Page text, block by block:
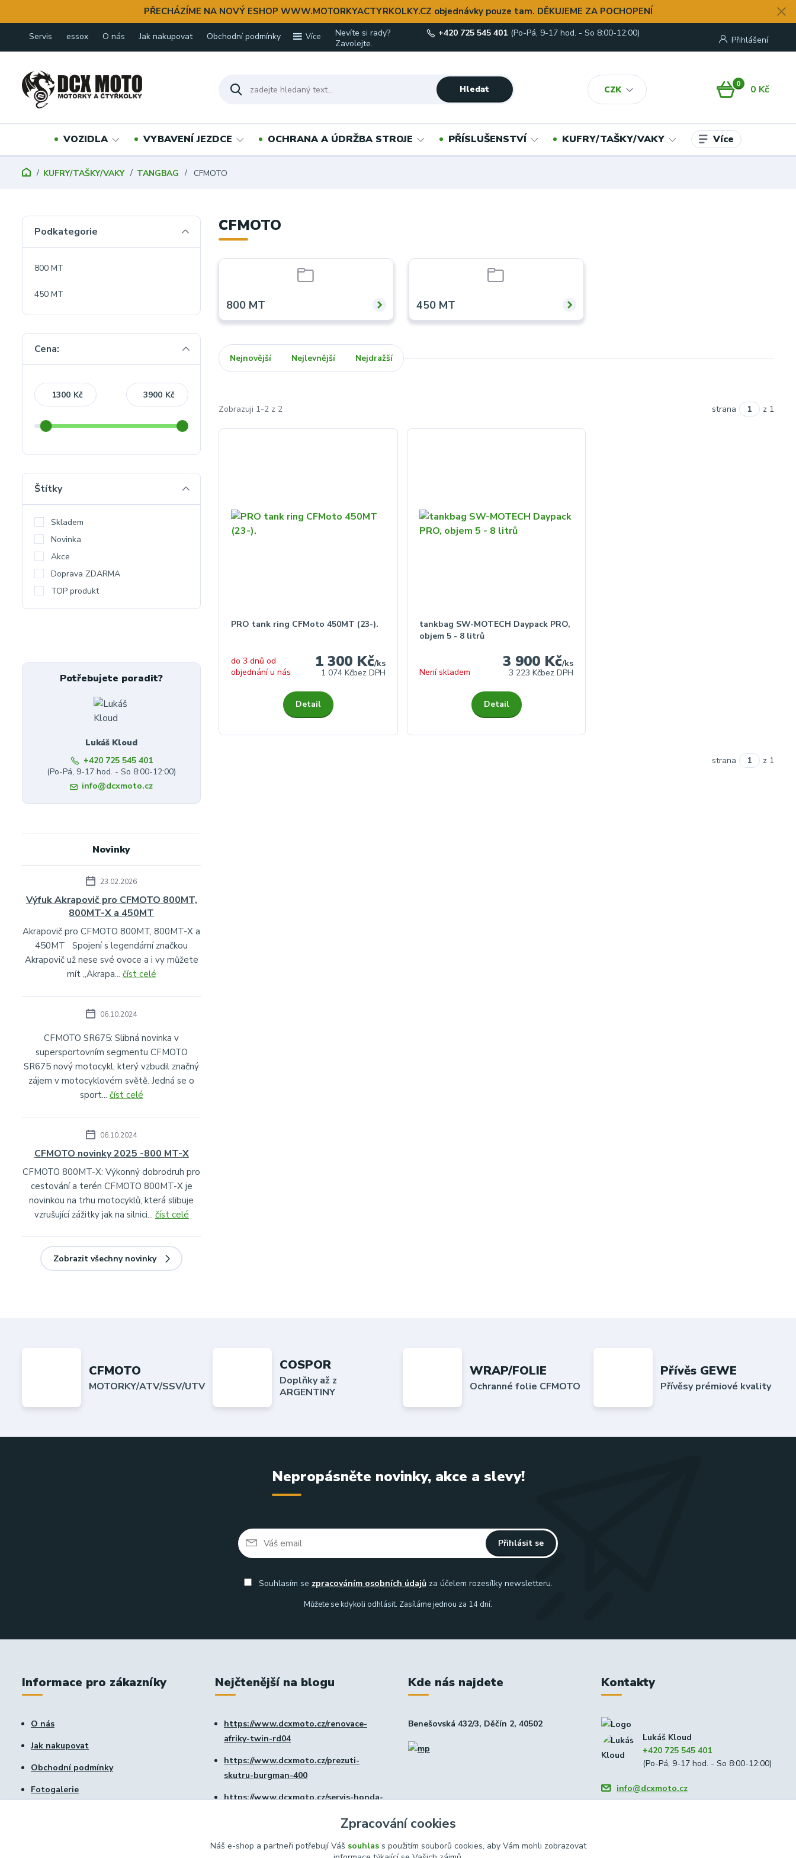
PŘECHÁZÍME NA NOVÝ ESHOP WWW.MOTORKYACTYRKOLKY.CZ objednávky pouze tam. DĚKUJEME ZA POCHOPENÍ
Servis essox O nás Jak nakupovat Obchodní podmínky Více
CZK
Přihlášení
Hledat
Nevíte si rady?
Zavolejte.
+420 725 545 401 (Po-Pá, 9-17 hod. - So 8:00-12:00)
0 0 Kč
VOZIDLA VYBAVENÍ JEZDCE OCHRANA A ÚDRŽBA STROJE PŘÍSLUŠENSTVÍ KUFRY/TAŠKY/VAKY Více
KUFRY/TAŠKY/VAKY TANGBAG CFMOTO
CFMOTO
800 MT 450 MT
Nejnovější Nejlevnější Nejdražší
Zobrazuji 1-2 z 2 strana z 1
PRO tank ring CFMoto 450MT (23-).
1 300 Kč/ks
1 074 Kčbez DPH
do 3 dnů od
objednání u nás
Detail
tankbag SW-MOTECH Daypack PRO,
objem 5 - 8 litrů
3 900 Kč/ks
3 223 Kčbez DPH
Není skladem
Detail
strana z 1
Podkategorie
800 MT
450 MT
Cena:
Kč Kč
Štítky
Skladem
Novinka
Akce
Doprava ZDARMA
TOP produkt
Potřebujete poradit?
Lukáš Kloud
+420 725 545 401
(Po-Pá, 9-17 hod. - So 8:00-12:00)
info@dcxmoto.cz
Novinky
23.02.2026
Výfuk Akrapovič pro CFMOTO 800MT,
800MT-X a 450MT
Akrapovič pro CFMOTO 800MT, 800MT-X a
450MT Spojení s legendární značkou
Akrapovič už nese své ovoce a i vy můžete
mít „Akrapa... číst celé
06.10.2024
CFMOTO SR675: Slibná novinka v
supersportovním segmentu CFMOTO
SR675 nový motocykl, který vzbudil značný
zájem v motocyklovém světě. Jedná se o
sport... číst celé
06.10.2024
CFMOTO novinky 2025 -800 MT-X
CFMOTO 800MT-X: Výkonný dobrodruh pro
cestování a terén CFMOTO 800MT-X je
novinkou na trhu motocyklů, která slibuje
vzrušující zážitky jak na silnici... číst celé
Zobrazit všechny novinky
CFMOTO
MOTORKY/ATV/SSV/UTV
COSPOR
Doplňky až z
ARGENTINY
WRAP/FOLIE
Ochranné folie CFMOTO
Přívěs GEWE
Přívěsy prémiové kvality
Nepropásněte novinky, akce a slevy!
Přihlásit se
Souhlasím se zpracováním osobních údajůza účelem rozesílky newsletteru.
Můžete se kdykoli odhlásit. Zasíláme jednou za 14 dní.
Informace pro zákazníky
O nás
Jak nakupovat
Obchodní podmínky
Fotogalerie
Nejčtenější na blogu
https://www.dcxmoto.cz/renovace-
afriky-twin-rd04
https://www.dcxmoto.cz/prezuti-
skutru-burgman-400
https://www.dcxmoto.cz/servis-honda-
https://www.dcxmoto.cz/nova-dilna
Kde nás najdete
Benešovská 432/3, Děčín 2, 40502
Kontakty
Lukáš Kloud
+420 725 545 401
(Po-Pá, 9-17 hod. - So 8:00-12:00)
info@dcxmoto.cz
Zpracování cookies
Náš e-shop a partneři potřebují Váš souhlass použitím souborů cookies, aby Vám mohli zobrazovat